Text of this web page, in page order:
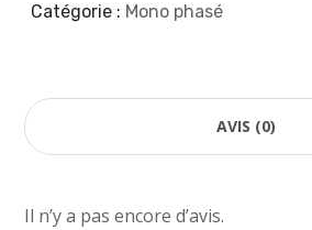
Catégorie : Mono phasé
AVIS (0)
Il n’y a pas encore d’avis.